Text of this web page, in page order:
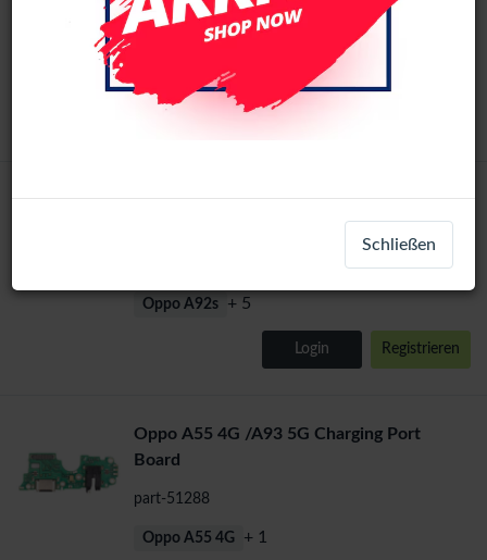
LCD-34837
OnePlus Nord N200 5G + 1
Battery Compatible For Oppo A93 / Oppo
A92s / Oppo F17 Pro / Reno4 Z 5G / Reno4
Oppo A92s + 5
Login Registrieren
Oppo A55 4G /A93 5G Charging Port
Board
part-51288
Oppo A55 4G + 1
Schließen